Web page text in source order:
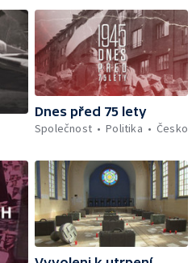
Dnes před 75 lety
Společnost
Politika Česko